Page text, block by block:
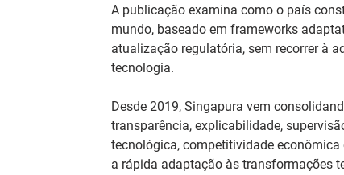
A publicação examina como o país
mundo, baseado em frameworks
atualização regulatória, sem recorrer à
tecnologia.
Desde 2019, Singapura vem
transparência, explicabilidade,
tecnológica, competitividade
a rápida adaptação às transformações